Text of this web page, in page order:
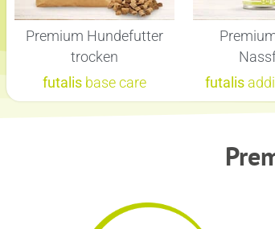
Premium Hundefutter
trocken
futalisbase care
futalis